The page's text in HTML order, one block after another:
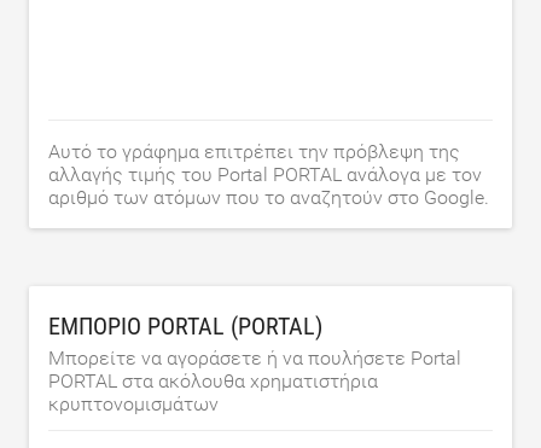
Αυτό το γράφημα επιτρέπει την πρόβλεψη της
αλλαγής τιμής του Portal PORTAL ανάλογα με τον
αριθμό των ατόμων που το αναζητούν στο Google.
ΕΜΠΌΡΙΟ PORTAL (PORTAL)
Μπορείτε να αγοράσετε ή να πουλήσετε Portal
PORTAL στα ακόλουθα χρηματιστήρια
κρυπτονομισμάτων